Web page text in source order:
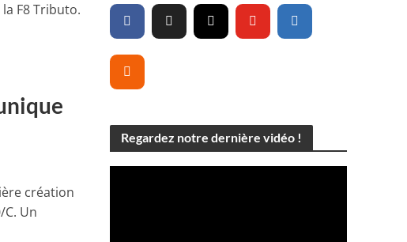
la F8 Tributo.
création
Un
Regardez notre dernière vidéo !